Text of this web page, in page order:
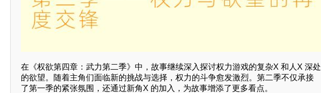
在《权欲第四章：武力第二季》中，故事继续深入探讨权力游戏的复杂X 和人X 深处
的欲望。随着主角们面临新的挑战与选择，权力的斗争愈发激烈。第二季不仅承接
了第一季的紧张氛围，还通过新角X 的加入，为故事增添了更多看点。